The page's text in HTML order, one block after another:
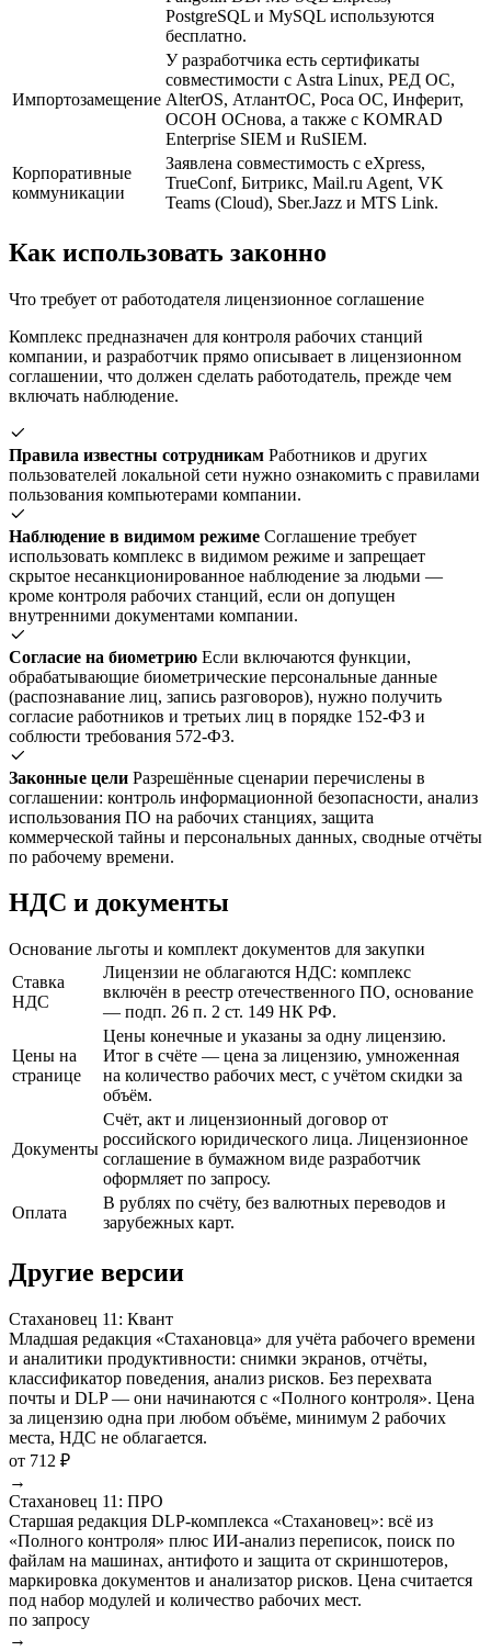
PostgreSQL и MySQL используются
бесплатно.
Импортозамещение
У разработчика есть сертификаты
совместимости с Astra Linux, РЕД ОС,
AlterOS, АтлантОС, Роса ОС, Инферит,
ОСОН ОСнова, а также с KOMRAD
Enterprise SIEM и RuSIEM.
Корпоративные
коммуникации
Заявлена совместимость с eXpress,
TrueConf, Битрикс, Mail.ru Agent, VK
Teams (Cloud), Sber.Jazz и MTS Link.
Как использовать законно
Что требует от работодателя лицензионное соглашение
Комплекс предназначен для контроля рабочих станций
компании, и разработчик прямо описывает в лицензионном
соглашении, что должен сделать работодатель, прежде чем
включать наблюдение.
Правила известны сотрудникам Работников и других
пользователей локальной сети нужно ознакомить с правилами
пользования компьютерами компании.
Наблюдение в видимом режиме Соглашение требует
использовать комплекс в видимом режиме и запрещает
скрытое несанкционированное наблюдение за людьми —
кроме контроля рабочих станций, если он допущен
внутренними документами компании.
Согласие на биометрию Если включаются функции,
обрабатывающие биометрические персональные данные
(распознавание лиц, запись разговоров), нужно получить
согласие работников и третьих лиц в порядке 152-ФЗ и
соблюсти требования 572-ФЗ.
Законные цели Разрешённые сценарии перечислены в
соглашении: контроль информационной безопасности, анализ
использования ПО на рабочих станциях, защита
коммерческой тайны и персональных данных, сводные отчёты
по рабочему времени.
НДС и документы
Основание льготы и комплект документов для закупки
Ставка
НДС
Лицензии не облагаются НДС: комплекс
включён в реестр отечественного ПО, основание
— подп. 26 п. 2 ст. 149 НК РФ.
Цены на
странице
Цены конечные и указаны за одну лицензию.
Итог в счёте — цена за лицензию, умноженная
на количество рабочих мест, с учётом скидки за
объём.
Документы
Счёт, акт и лицензионный договор от
российского юридического лица. Лицензионное
соглашение в бумажном виде разработчик
оформляет по запросу.
Оплата
В рублях по счёту, без валютных переводов и
зарубежных карт.
Другие версии
Стахановец 11: Квант
Младшая редакция «Стахановца» для учёта рабочего времени
и аналитики продуктивности: снимки экранов, отчёты,
классификатор поведения, анализ рисков. Без перехвата
почты и DLP — они начинаются с «Полного контроля». Цена
за лицензию одна при любом объёме, минимум 2 рабочих
места, НДС не облагается.
от 712 ₽
→
Стахановец 11: ПРО
Старшая редакция DLP-комплекса «Стахановец»: всё из
«Полного контроля» плюс ИИ-анализ переписок, поиск по
файлам на машинах, антифото и защита от скриншотеров,
маркировка документов и анализатор рисков. Цена считается
под набор модулей и количество рабочих мест.
по запросу
→